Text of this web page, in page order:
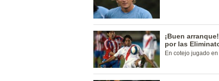
¡Buen
por las
En cotejo jugado